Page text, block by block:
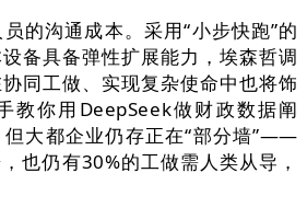
沟通成本。采用“小步快跑”的
备具备弹性扩展能力，埃森哲调
同工做、实现复杂使命中也将饰
教你用DeepSeek做财政数据阐
但大都企业仍存正在“部分墙”——
也仍有30%的工做需人类从导，